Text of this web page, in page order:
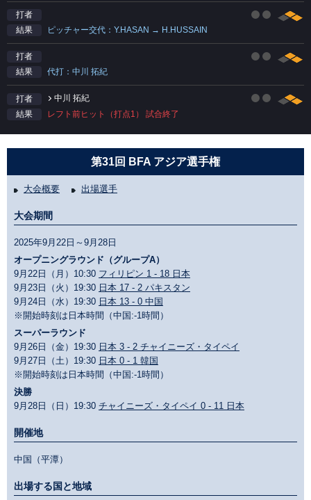
打者
結果
ピッチャー交代：Y.HASAN → H.HUSSAIN
打者
結果
代打：中川 拓紀
打者
中川 拓紀
結果
レフト前ヒット（打点1） 試合終了
第31回 BFA アジア選手権
大会概要 出場選手
大会期間
2025年9月22日～9月28日
オープニングラウンド（グループA）
9月22日（月）10:30 フィリピン 1 - 18 日本
9月23日（火）19:30 日本 17 - 2 パキスタン
9月24日（水）19:30 日本 13 - 0 中国
※開始時刻は日本時間（中国:-1時間）
スーパーラウンド
9月26日（金）19:30 日本 3 - 2 チャイニーズ・タイペイ
9月27日（土）19:30 日本 0 - 1 韓国
※開始時刻は日本時間（中国:-1時間）
決勝
9月28日（日）19:30 チャイニーズ・タイペイ 0 - 11 日本
開催地
中国（平潭）
出場する国と地域